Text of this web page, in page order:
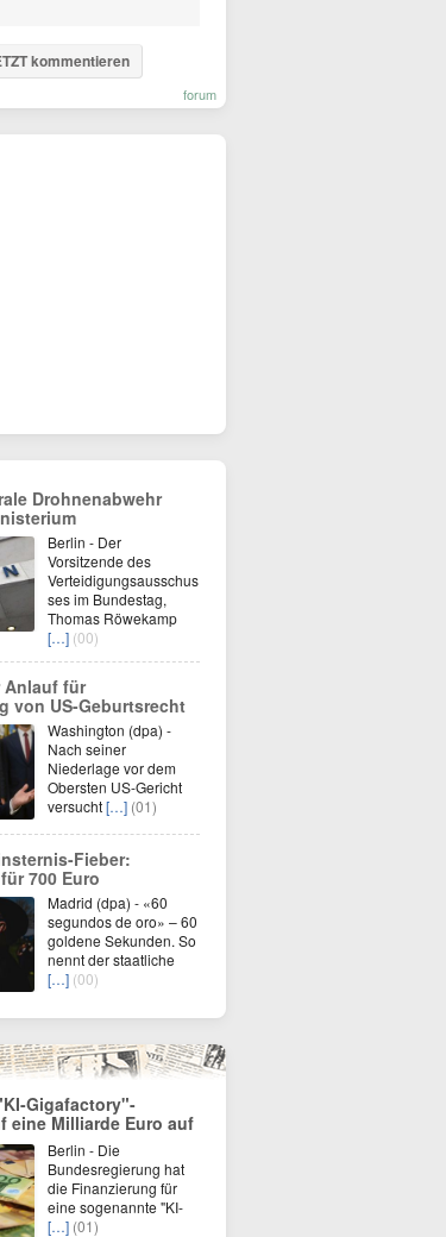
kommentieren
forum
Drohnenabwehr
Berlin - Der
Vorsitzende des
Verteidigungsausschus
ses im Bundestag,
Thomas Röwekamp
[…] (00)
Anlauf für
von US-Geburtsrecht
Washington (dpa) -
Nach seiner
Niederlage vor dem
Obersten US-Gericht
versucht[…] (01)
Fieber:
700 Euro
Madrid (dpa) - «60
segundos de oro» – 60
goldene Sekunden. So
nennt der staatliche
[…] (00)
Gigafactory"-
eine Milliarde Euro auf
Berlin - Die
Bundesregierung hat
die Finanzierung für
eine sogenannte "KI-
[…] (01)